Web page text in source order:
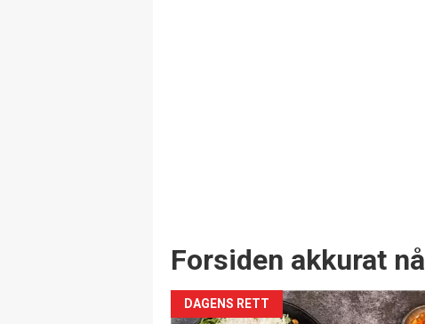
Forsiden akkurat nå
DAGENS RETT